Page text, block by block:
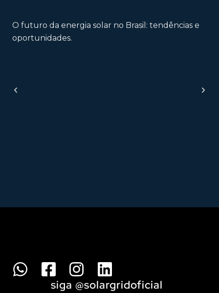
O futuro da energia solar no Brasil: tendências e
oportunidades.
siga @solargridoficial